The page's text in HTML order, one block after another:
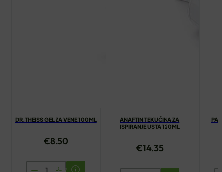
DR.THEISS GEL ZA VENE 100ML
€8.50
DR.THEISS
ANAFTIN TEKUĆINA ZA
ISPIRANJE USTA 120ML
€14.35